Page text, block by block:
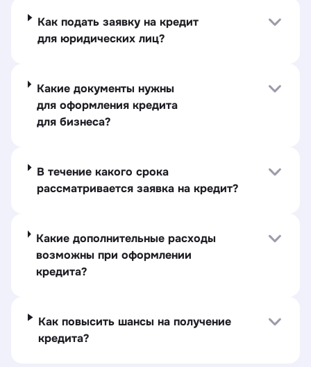
Как подать заявку на кредит
для юридических лиц?
Какие документы нужны
для оформления кредита
для бизнеса?
В течение какого срока
рассматривается заявка на кредит?
Какие дополнительные расходы
возможны при оформлении
кредита?
Как повысить шансы на получение
кредита?